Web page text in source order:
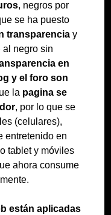
, negros por
se ha puesto
transparencia y
al negro sin
en
y el foro son
la pagina se
, por lo que se
(celulares),
entretenido en
tablet y móviles
ahora consume
están aplicadas